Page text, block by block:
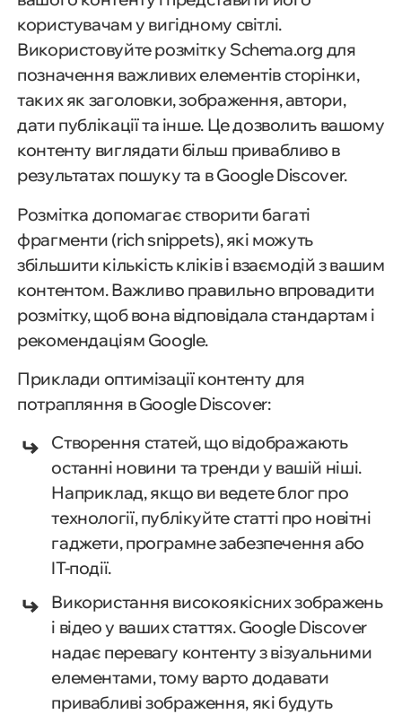
користувачам у вигідному світлі.
Використовуйте розмітку Schema.org для
позначення важливих елементів сторінки,
таких як заголовки, зображення, автори,
дати публікації та інше. Це дозволить вашому
контенту виглядати більш привабливо в
результатах пошуку та в Google Discover.
Розмітка допомагає створити багаті
фрагменти (rich snippets), які можуть
збільшити кількість кліків і взаємодій з вашим
контентом. Важливо правильно впровадити
розмітку, щоб вона відповідала стандартам і
рекомендаціям Google.
Приклади оптимізації контенту для
потрапляння в Google Discover:
Створення статей, що відображають
останні новини та тренди у вашій ніші.
Наприклад, якщо ви ведете блог про
технології, публікуйте статті про новітні
гаджети, програмне забезпечення або
IT-події.
Використання високоякісних зображень
і відео у ваших статтях. Google Discover
надає перевагу контенту з візуальними
елементами, тому варто додавати
привабливі зображення, які будуть